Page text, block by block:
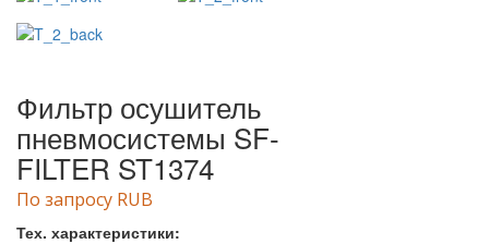
Фильтр осушитель
пневмосистемы SF-
FILTER ST1374
По запросу RUB
Тех. характеристики: